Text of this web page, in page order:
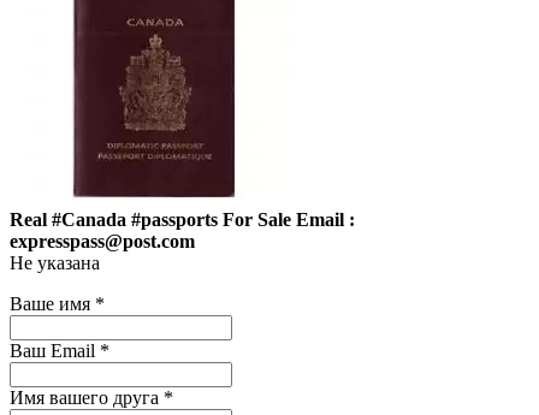
Real #Canada #passports For Sale Email :
expresspass@post.com
Не указана
Ваше имя *
Ваш Email *
Имя вашего друга *